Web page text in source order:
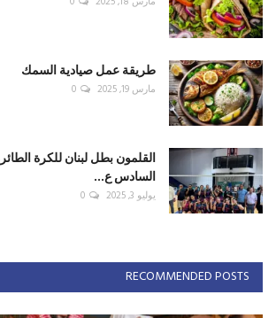
طريقة عمل صيادية السمك
مارس 19, 2025 0
القلمون بطل لبنان للكرة
السادس ع...
يوليو 3, 2025 0
RECOMMENDED POSTS